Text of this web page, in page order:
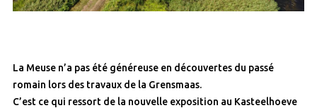
La Meuse n’a pas été généreuse en découvertes du passé
romain lors des travaux de la Grensmaas.
C’est ce qui ressort de la nouvelle exposition au Kasteelhoeve